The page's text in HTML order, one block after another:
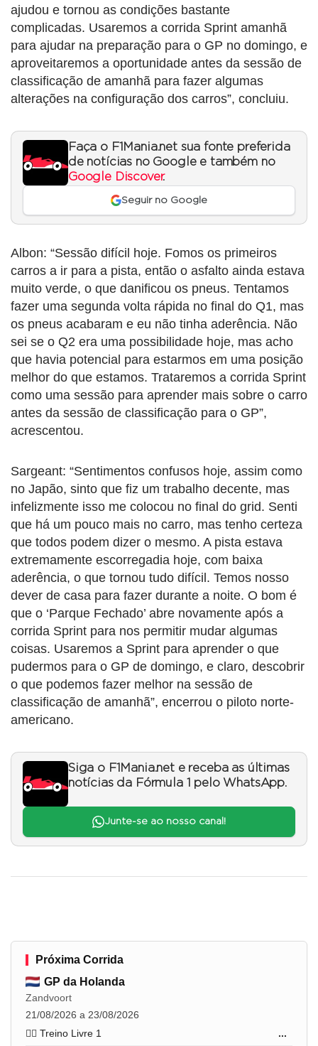
ajudou e tornou as condições bastante
complicadas. Usaremos a corrida Sprint amanhã
para ajudar na preparação para o GP no domingo, e
aproveitaremos a oportunidade antes da sessão de
classificação de amanhã para fazer algumas
alterações na configuração dos carros”, concluiu.
Faça o F1Mania.net sua fonte preferida
de notícias no Google e também no
Google Discover.
Seguir no Google
Albon: “Sessão difícil hoje. Fomos os primeiros
carros a ir para a pista, então o asfalto ainda estava
muito verde, o que danificou os pneus. Tentamos
fazer uma segunda volta rápida no final do Q1, mas
os pneus acabaram e eu não tinha aderência. Não
sei se o Q2 era uma possibilidade hoje, mas acho
que havia potencial para estarmos em uma posição
melhor do que estamos. Trataremos a corrida Sprint
como uma sessão para aprender mais sobre o carro
antes da sessão de classificação para o GP”,
acrescentou.
Sargeant: “Sentimentos confusos hoje, assim como
no Japão, sinto que fiz um trabalho decente, mas
infelizmente isso me colocou no final do grid. Senti
que há um pouco mais no carro, mas tenho certeza
que todos podem dizer o mesmo. A pista estava
extremamente escorregadia hoje, com baixa
aderência, o que tornou tudo difícil. Temos nosso
dever de casa para fazer durante a noite. O bom é
que o ‘Parque Fechado’ abre novamente após a
corrida Sprint para nos permitir mudar algumas
coisas. Usaremos a Sprint para aprender o que
pudermos para o GP de domingo, e claro, descobrir
o que podemos fazer melhor na sessão de
classificação de amanhã”, encerrou o piloto norte-
americano.
Siga o F1Mania.net e receba as últimas
notícias da Fórmula 1 pelo WhatsApp.
Junte-se ao nosso canal!
Próxima Corrida
GP da Holanda
Zandvoort
21/08/2026 a 23/08/2026
🏋️‍♂️ Treino Livre 1
...